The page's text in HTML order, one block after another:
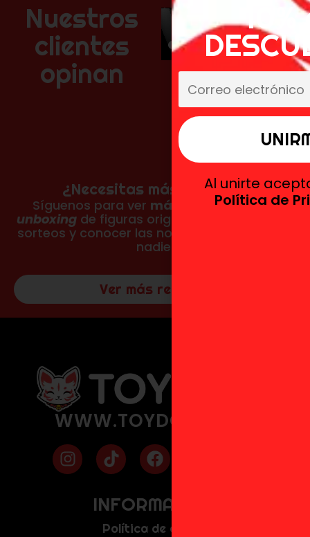
Nuestros
clientes
opinan
¿Necesitas más reseñas?
Síguenos para ver más fotos, vídeos y
unboxing de figuras originales, participar en
sorteos y conocer las novedades antes que
nadie.
Ver más reseñas
WWW.TOYDOKI.COM
INFORMACIÓN
Política de envíos
10%
Al unirte
Política de